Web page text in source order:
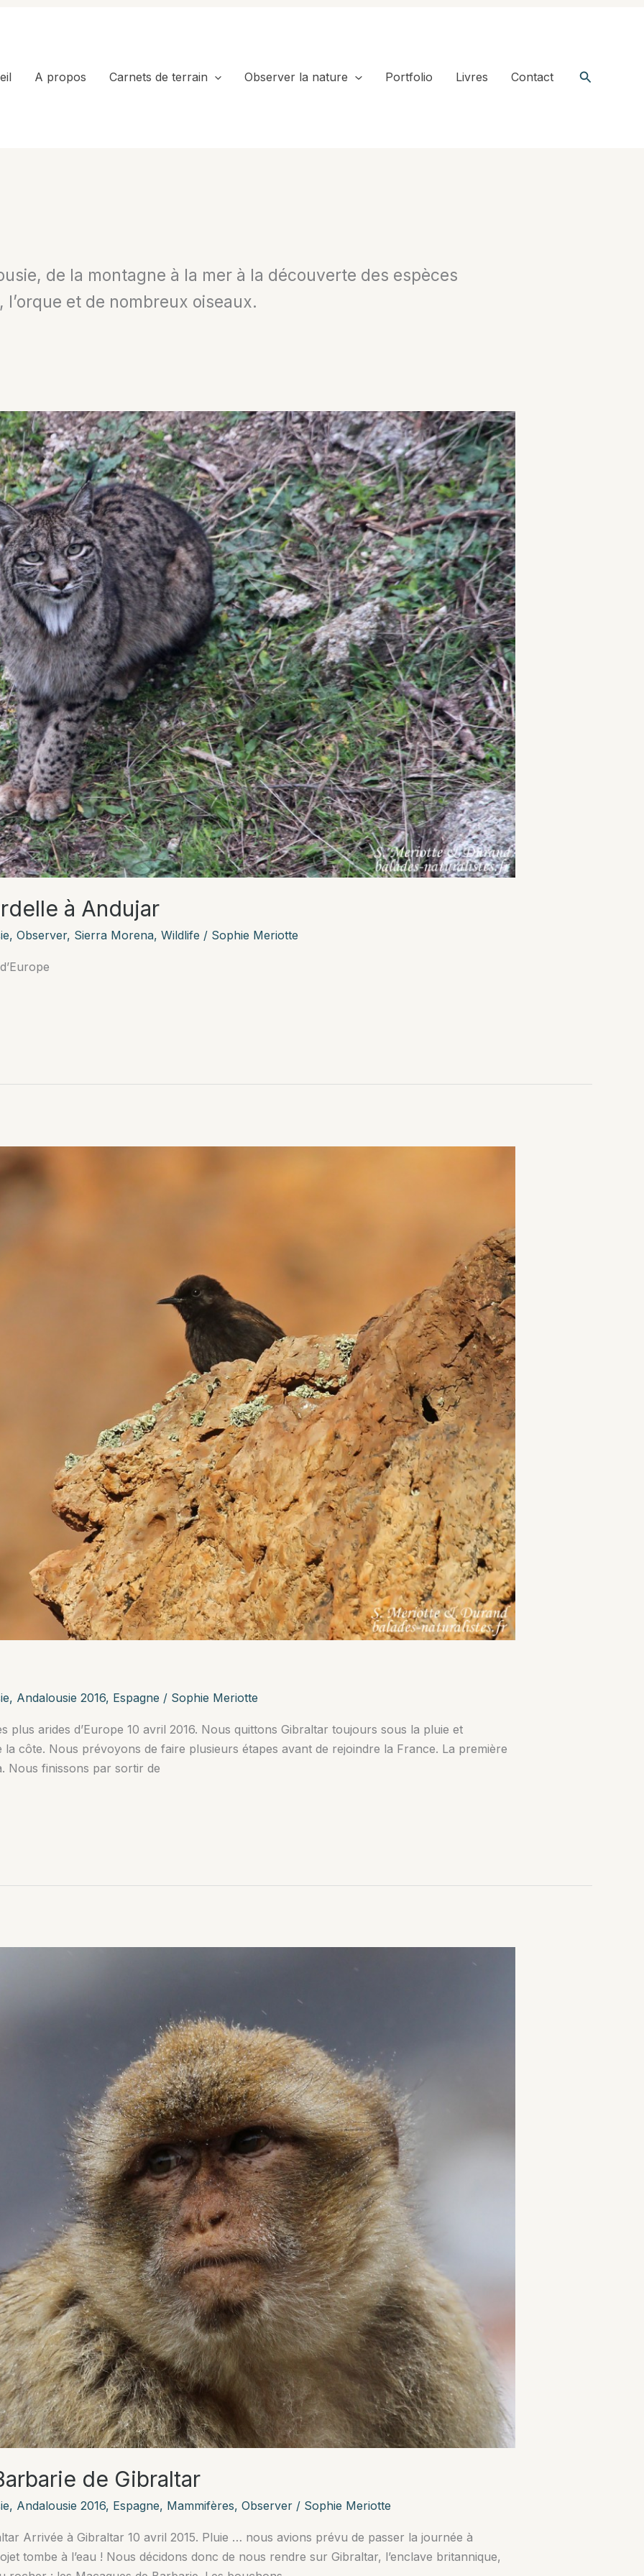
A propos Carnets de terrain Observer la nature Portfolio Livres Contact
de la montagne à la mer à la découverte des espèces
et de nombreux oiseaux.
à Andujar
, Observer, Sierra Morena, Wildlife / Sophie Meriotte
, Andalousie 2016, Espagne / Sophie Meriotte
plus arides d’Europe 10 avril 2016. Nous quittons Gibraltar toujours sous la pluie et
côte. Nous prévoyons de faire plusieurs étapes avant de rejoindre la France. La première
Nous finissons par sortir de
de Gibraltar
, Andalousie 2016, Espagne, Mammifères, Observer/ Sophie Meriotte
Arrivée à Gibraltar 10 avril 2015. Pluie … nous avions prévu de passer la journée à
tombe à l’eau ! Nous décidons donc de nous rendre sur Gibraltar, l’enclave britannique,